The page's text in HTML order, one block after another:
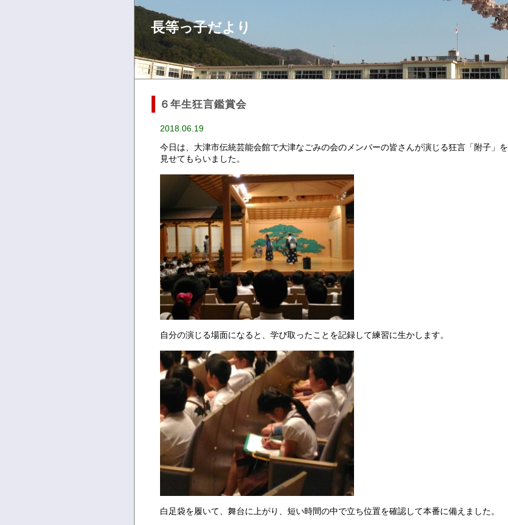
長等っ子だより
６年生狂言鑑賞会
2018.06.19
今日は、大津市伝統芸能会館で大津なごみの会のメンバーの皆さんが演じる狂言「附子」を
見せてもらいました。
自分の演じる場面になると、学び取ったことを記録して練習に生かします。
白足袋を履いて、舞台に上がり、短い時間の中で立ち位置を確認して本番に備えました。